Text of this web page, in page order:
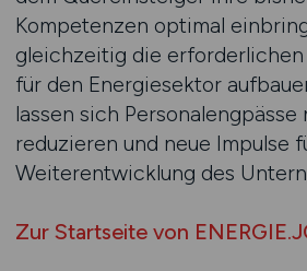
Kompetenzen optimal
gleichzeitig die
für den Energiesektor
lassen sich Personalengpässe
reduzieren und neue Impulse
Weiterentwicklung des
Zur Startseite von